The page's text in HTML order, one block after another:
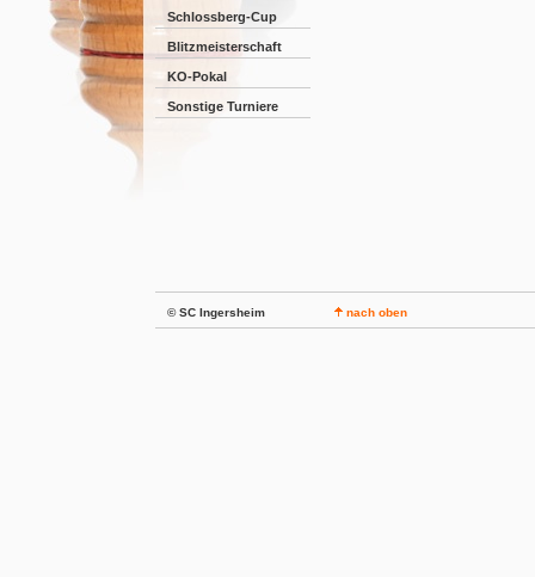
Schlossberg-Cup
Blitzmeisterschaft
KO-Pokal
Sonstige Turniere
© SC Ingersheim nach oben